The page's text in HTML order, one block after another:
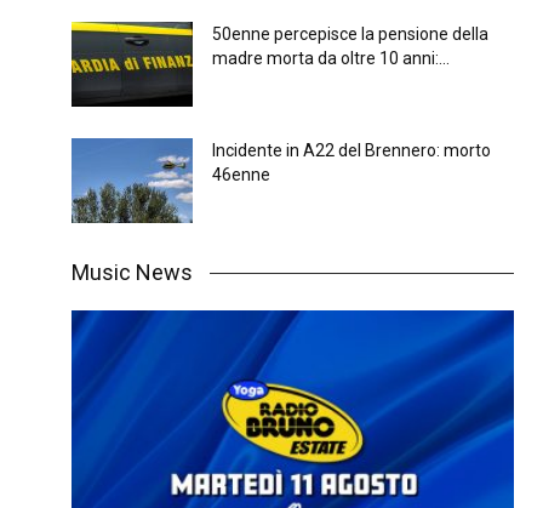
50enne percepisce la pensione della
madre morta da oltre 10 anni:...
Incidente in A22 del Brennero: morto
46enne
Music News